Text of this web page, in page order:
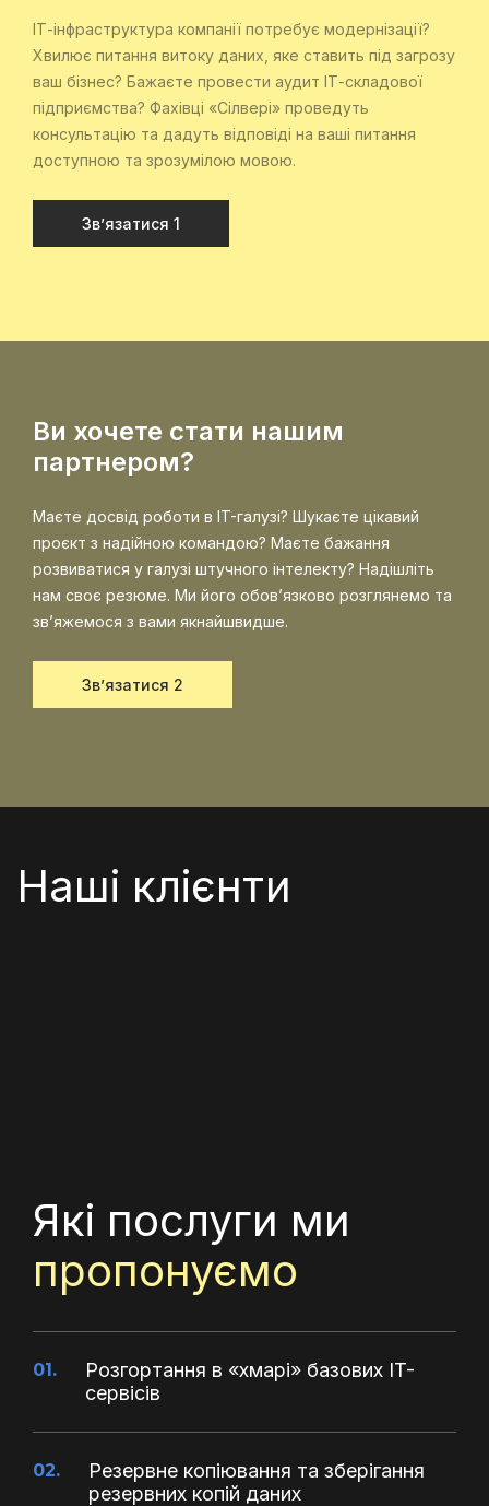
ІТ-інфраструктура компанії потребує модернізації?
Хвилює питання витоку даних, яке ставить під загрозу
ваш бізнес? Бажаєте провести аудит ІТ-складової
підприємства? Фахівці «Сілвері» проведуть
консультацію та дадуть відповіді на ваші питання
доступною та зрозумілою мовою.
Зв’язатися 1
Ви хочете стати нашим
партнером?
Маєте досвід роботи в IT-галузі? Шукаєте цікавий
проєкт з надійною командою? Маєте бажання
розвиватися у галузі штучного інтелекту? Надішліть
нам своє резюме. Ми його обов’язково розглянемо та
зв’яжемося з вами якнайшвидше.
Зв’язатися 2
Наші клієнти
Які послуги ми
пропонуємо
01.
Розгортання в «хмарі» базових IT-
сервісів
02.
Резервне копіювання та зберігання
резервних копій даних